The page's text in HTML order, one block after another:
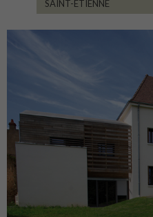
SAINT-ETIENNE